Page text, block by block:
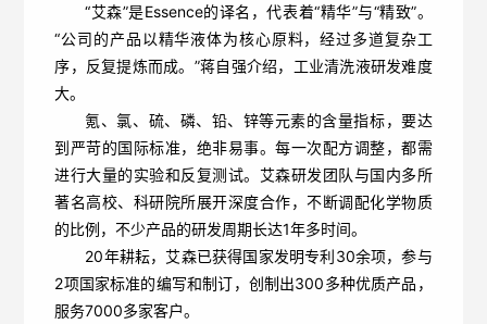
“艾森”是Essence的译名，代表着“精华”与“精致”。
“公司的产品以精华液体为核心原料，经过多道复杂工
序，反复提炼而成。”蒋自强介绍，工业清洗液研发难度
大。
氪、氯、硫、磷、铅、锌等元素的含量指标，要达
到严苛的国际标准，绝非易事。每一次配方调整，都需
进行大量的实验和反复测试。艾森研发团队与国内多所
著名高校、科研院所展开深度合作，不断调配化学物质
的比例，不少产品的研发周期长达1年多时间。
20年耕耘，艾森已获得国家发明专利30余项，参与
2项国家标准的编写和制订，创制出300多种优质产品，
服务7000多家客户。